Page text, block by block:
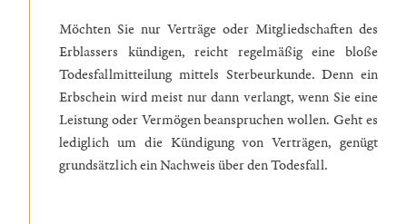
Möchten Sie nur Verträge oder Mitgliedschaften des
Erblassers kündigen, reicht regelmäßig eine bloße
Todesfallmitteilung mittels Sterbeurkunde. Denn ein
Erbschein wird meist nur dann verlangt, wenn Sie eine
Leistung oder Vermögen beanspruchen wollen. Geht es
lediglich um die Kündigung von Verträgen, genügt
grundsätzlich ein Nachweis über den Todesfall.